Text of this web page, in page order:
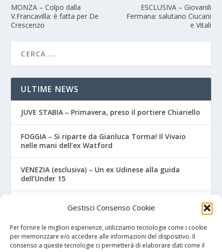
Gestisci Consenso Cookie
Per fornire le migliori esperienze, utilizziamo tecnologie come i cookie
per memorizzare e/o accedere alle informazioni del dispositivo. Il
consenso a queste tecnologie ci permetterà di elaborare dati come il
MONZA – Colpo dalla
V.Francavilla: è fatta per De
Crescenzo
ESCLUSIVA – Giovanili
Fermana: salutano Ciucani
e Vitali
ULTIME NEWS
JUVE STABIA – Primavera, preso il portiere Chiariello
FOGGIA – Si riparte da Gianluca Torma! Il Vivaio
nelle mani dell’ex Watford
VENEZIA (esclusiva) – Un ex Udinese alla guida
dell’Under 15
Lecce – Dal Salento al…Salento! Ceduto un classe
BOLOGNA – Arriva un 2007 dall’Abruzzo